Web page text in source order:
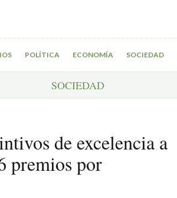
POLÍTICA ECONOMÍA SOCIEDAD
SOCIEDAD
de excelencia a
premios por